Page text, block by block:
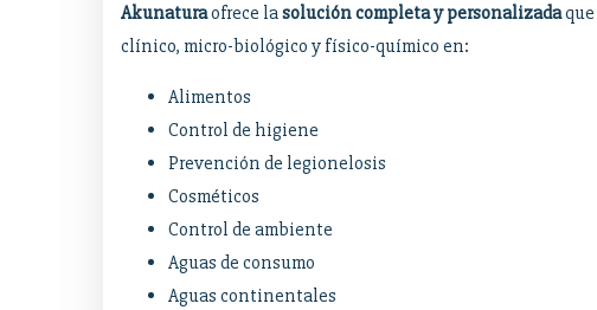
Akunaturaofrece lasolución completa y personalizadaque
clínico, micro-biológico y físico-químico en:
Alimentos
Control de higiene
Prevención de legionelosis
Cosméticos
Control de ambiente
Aguas de consumo
Aguas continentales